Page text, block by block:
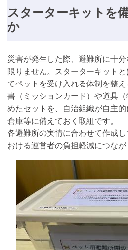
スターターキットを
か
災害が発生した際、避難所に十
限りません。スターターキット
てペットを受け入れる体制を整
書（ミッションカード）や道具
めたセットを、自治組織が自主
倉庫等に備えておく取組です。
各避難所の実情に合わせて作成
おける運営者の負担軽減につなが